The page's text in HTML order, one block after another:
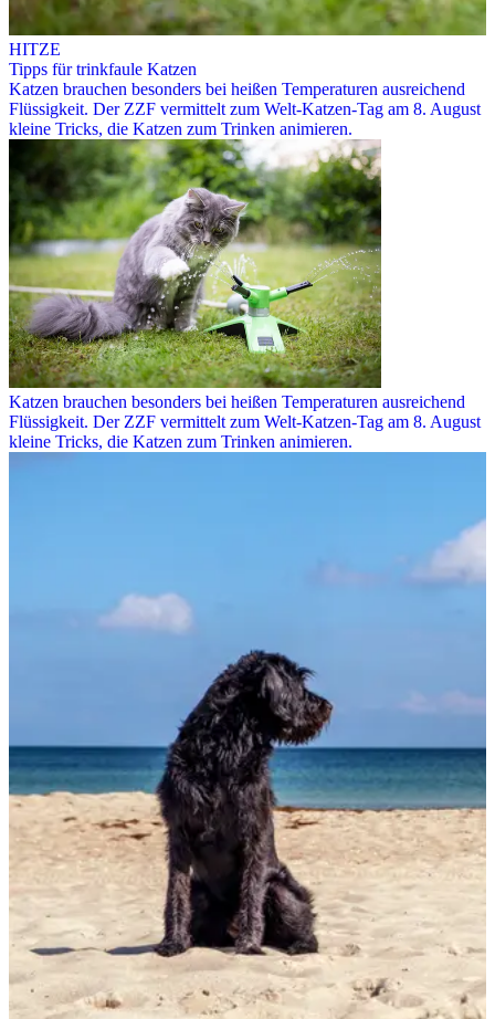
HITZE
Tipps für trinkfaule Katzen
Katzen brauchen besonders bei heißen Temperaturen ausreichend
Flüssigkeit. Der ZZF vermittelt zum Welt-Katzen-Tag am 8. August
kleine Tricks, die Katzen zum Trinken animieren.
Katzen brauchen besonders bei heißen Temperaturen ausreichend
Flüssigkeit. Der ZZF vermittelt zum Welt-Katzen-Tag am 8. August
kleine Tricks, die Katzen zum Trinken animieren.